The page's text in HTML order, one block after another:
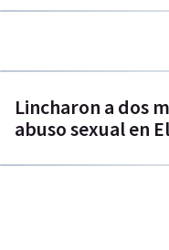
Lincharon a dos
abuso sexual en